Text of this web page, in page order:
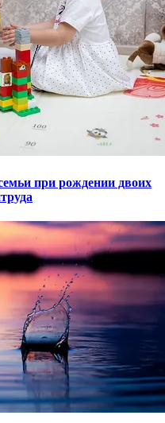
при рождении двоих